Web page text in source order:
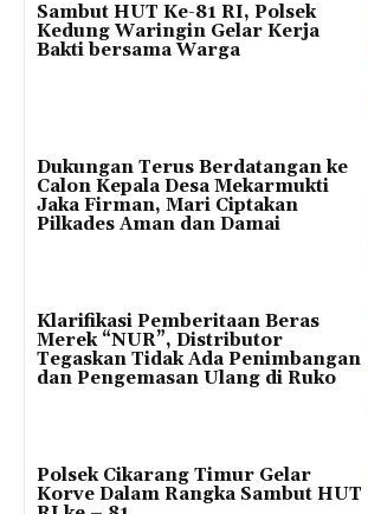
Sambut HUT Ke-81 RI, Polsek
Kedung Waringin Gelar Kerja
Bakti bersama Warga
Dukungan Terus Berdatangan ke
Calon Kepala Desa Mekarmukti
Jaka Firman, Mari Ciptakan
Pilkades Aman dan Damai
Klarifikasi Pemberitaan Beras
Merek “NUR”, Distributor
Tegaskan Tidak Ada Penimbangan
dan Pengemasan Ulang di Ruko
Polsek Cikarang Timur Gelar
Korve Dalam Rangka Sambut HUT